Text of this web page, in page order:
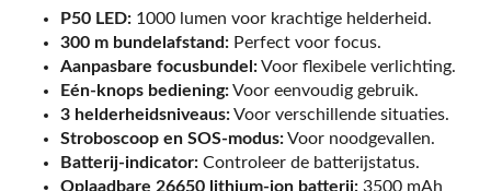
P50 LED: 1000 lumen voor krachtige helderheid.
300 m bundelafstand: Perfect voor focus.
Aanpasbare focusbundel:Voor flexibele verlichting.
Eén-knops bediening:Voor eenvoudig gebruik.
3 helderheidsniveaus:Voor verschillende situaties.
Stroboscoop en SOS-modus:Voor noodgevallen.
Batterij-indicator: Controleer de batterijstatus.
Oplaadbare 26650 lithium-ion batterij: 3500 mAh